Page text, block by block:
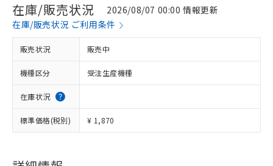
在庫/販売状況
2026/08/07 00:00 情報更新
在庫/販売状況 ご利用条件
販売状況 販売中
機種区分 受注生産機種
在庫状況
標準価格(税別) ¥ 1,870